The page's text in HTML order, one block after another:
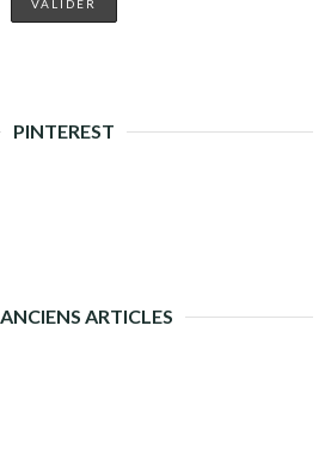
PINTEREST
ARTICLES